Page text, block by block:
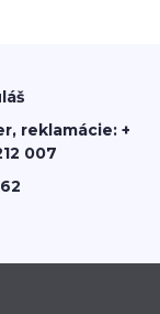
reklamácie: +
007